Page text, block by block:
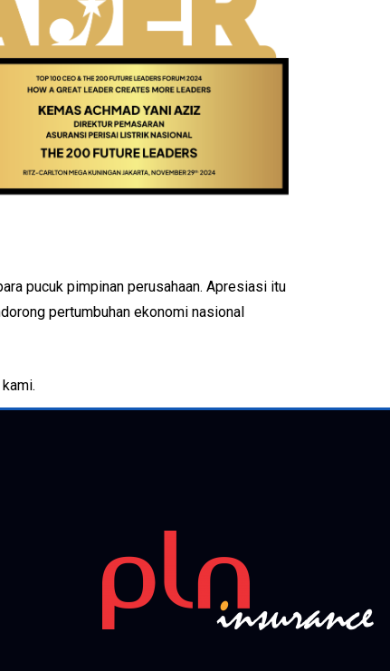
pucuk pimpinan perusahaan. Apresiasi itu
pertumbuhan ekonomi nasional